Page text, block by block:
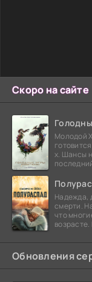
Скоро на сайте
Молодой
х. Шансы
Надежда,
смерти.
что
Обновления